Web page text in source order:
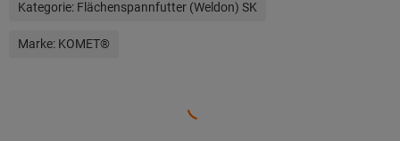
Kategorie: Flächenspannfutter (Weldon) SK
Marke: KOMET®